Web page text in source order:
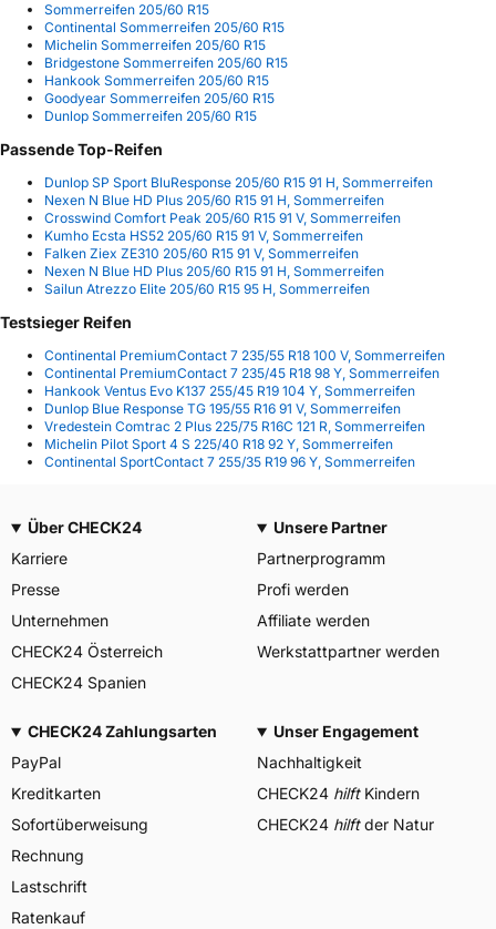
Sommerreifen 205/60 R15
Continental Sommerreifen 205/60 R15
Michelin Sommerreifen 205/60 R15
Bridgestone Sommerreifen 205/60 R15
Hankook Sommerreifen 205/60 R15
Goodyear Sommerreifen 205/60 R15
Dunlop Sommerreifen 205/60 R15
Passende Top-Reifen
Dunlop SP Sport BluResponse 205/60 R15 91 H, Sommerreifen
Nexen N Blue HD Plus 205/60 R15 91 H, Sommerreifen
Crosswind Comfort Peak 205/60 R15 91 V, Sommerreifen
Kumho Ecsta HS52 205/60 R15 91 V, Sommerreifen
Falken Ziex ZE310 205/60 R15 91 V, Sommerreifen
Nexen N Blue HD Plus 205/60 R15 91 H, Sommerreifen
Sailun Atrezzo Elite 205/60 R15 95 H, Sommerreifen
Testsieger Reifen
Continental PremiumContact 7 235/55 R18 100 V, Sommerreifen
Continental PremiumContact 7 235/45 R18 98 Y, Sommerreifen
Hankook Ventus Evo K137 255/45 R19 104 Y, Sommerreifen
Dunlop Blue Response TG 195/55 R16 91 V, Sommerreifen
Vredestein Comtrac 2 Plus 225/75 R16C 121 R, Sommerreifen
Michelin Pilot Sport 4 S 225/40 R18 92 Y, Sommerreifen
Continental SportContact 7 255/35 R19 96 Y, Sommerreifen
Über CHECK24
Karriere
Presse
Unternehmen
CHECK24 Österreich
CHECK24 Spanien
Unsere Partner
Partnerprogramm
Profi werden
Affiliate werden
Werkstattpartner werden
CHECK24 Zahlungsarten
PayPal
Kreditkarten
Sofortüberweisung
Rechnung
Lastschrift
Ratenkauf
Unser Engagement
Nachhaltigkeit
CHECK24 hilftKindern
CHECK24 hilftder Natur